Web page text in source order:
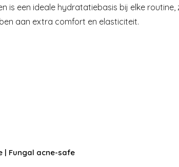
een ideale hydratatiebasis bij elke routine,
aan extra comfort en elasticiteit.
| Fungal acne-safe